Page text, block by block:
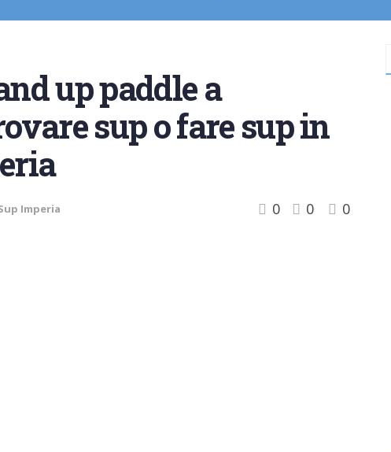
up paddle a
sup o fare sup in
Imperia 0 0 0